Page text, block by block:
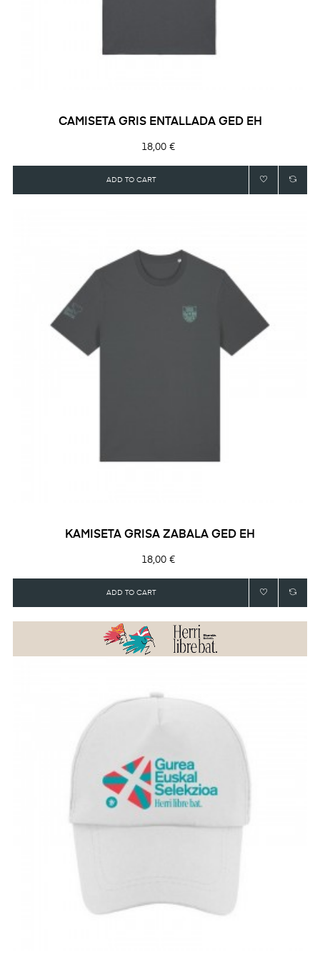
CAMISETA GRIS ENTALLADA GED EH
Precio
18,00 €
ADD TO CART
KAMISETA GRISA ZABALA GED EH
Precio
18,00 €
ADD TO CART